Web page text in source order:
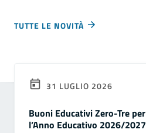
TUTTE LE NOVITÀ
31 LUGLIO 2026
Buoni Educativi Zero-Tre per
l’Anno Educativo 2026/2027